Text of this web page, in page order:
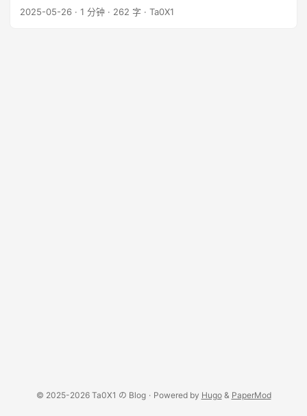
制器- 创建蓝图，在-游戏模式基础-中的-玩家控制器类-选择为
2025-05-26 · 1 分钟 · 262 字 · Ta0X1
© 2025-2026 Ta0X1 の Blog · Powered by Hugo& PaperMod